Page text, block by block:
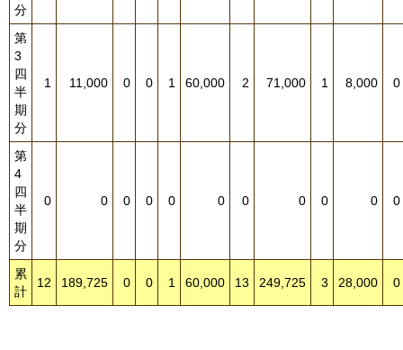
分
第
3
四
半
期
分
1 11,000 0 0 1 60,000 2 71,000 1 8,000 0
第
4
四
半
期
分
0 0 0 0 0 0 0 0 0 0 0
累
計
12 189,725 0 0 1 60,000 13 249,725 3 28,000 0